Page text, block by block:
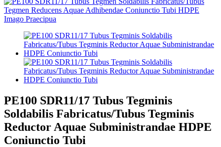
PE100 SDR11/17 Tubus Tegminis
Soldabilis Fabricatus/Tubus Tegminis
Reductor Aquae Subministrandae HDPE
Coniunctio Tubi